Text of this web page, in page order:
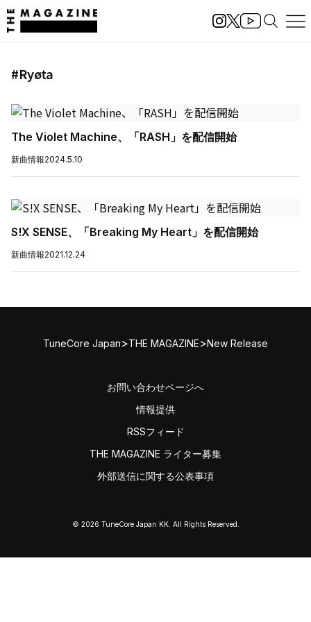
#Ryøta
The Violet Machine、「RASH」を配信開始
新曲情報2024.5.10
S!X SENSE、「Breaking My Heart」を配信開始
新曲情報2021.12.24
TuneCore Japan>THE MAGAZINE>New Release
お問い合わせページへ
情報提供
RSSフィード
THE MAGAZINE ライター募集
外部送信に関する公表事項
© 2026 TuneCore Japan KK. All Rights Reserved.